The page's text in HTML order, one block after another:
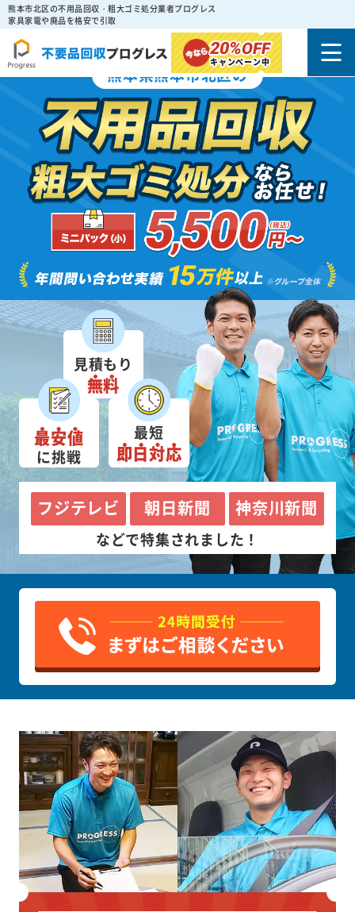
熊本市北区の不用品回収・粗大ゴミ処分業者プログレス
家具家電や廃品を格安で引取
20%OFF
キャンペーン中
熊本県熊本市北区の
見積もり
無料
最安値
に挑戦
最短
即日対応
フジテレビ 朝日新聞 神奈川新聞
などで特集されました！